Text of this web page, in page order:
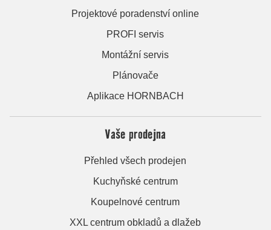
Projektové poradenství online
PROFI servis
Montážní servis
Plánovače
Aplikace HORNBACH
Vaše prodejna
Přehled všech prodejen
Kuchyňské centrum
Koupelnové centrum
XXL centrum obkladů a dlažeb